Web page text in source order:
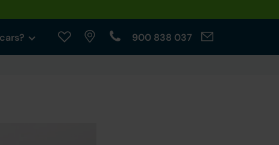
900 838 037